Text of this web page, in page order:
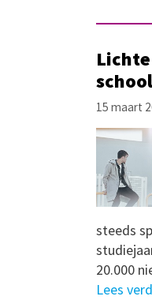
15 maart
steeds
20.000
Lees